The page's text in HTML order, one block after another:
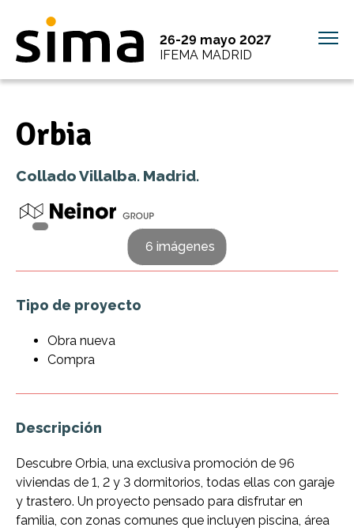
26-29 mayo 2027
IFEMA MADRID
Orbia
Collado Villalba. Madrid.
6 imágenes
Tipo de proyecto
Obra nueva
Compra
Descripción
Descubre Orbia, una exclusiva promoción de 96
viviendas de 1, 2 y 3 dormitorios, todas ellas con garaje
y trastero. Un proyecto pensado para disfrutar en
familia, con zonas comunes que incluyen piscina, área